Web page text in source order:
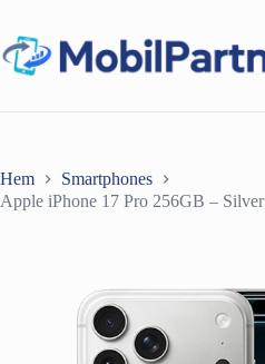
innehåll
Hem
Smartphones
Apple iPhone 17 Pro 256GB – Silver